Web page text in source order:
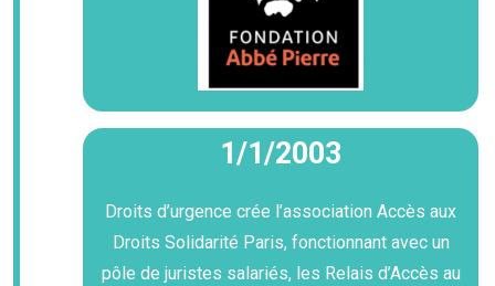
1/1/2003
Droits d’urgence crée l’association Accès aux
Droits Solidarité Paris, fonctionnant avec un
pôle de juristes salariés, les Relais d’Accès au